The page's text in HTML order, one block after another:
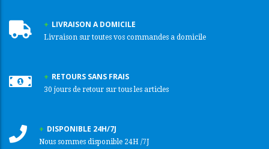
LIVRAISON A DOMICILE
Livraison sur toutes vos commandes a domicile
RETOURS SANS FRAIS
30 jours de retour sur tous les articles
DISPONIBLE 24H/7J
Nous sommes disponible 24H /7J